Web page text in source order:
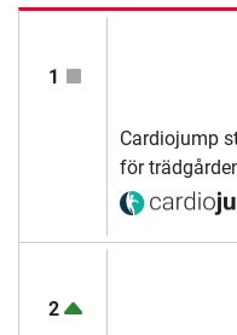
1
Cardiojump
för
2